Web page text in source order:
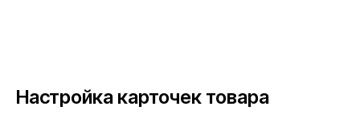
Настройка карточек товара